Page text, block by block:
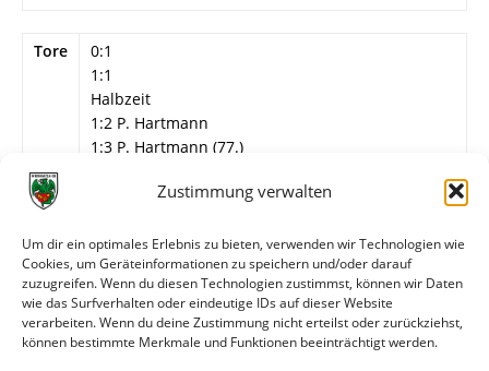
Zustimmung verwalten
Um dir ein optimales Erlebnis zu bieten, verwenden wir Technologien wie
Cookies, um Geräteinformationen zu speichern und/oder darauf
zuzugreifen. Wenn du diesen Technologien zustimmst, können wir Daten
wie das Surfverhalten oder eindeutige IDs auf dieser Website
verarbeiten. Wenn du deine Zustimmung nicht erteilst oder zurückziehst,
können bestimmte Merkmale und Funktionen beeinträchtigt werden.
Tore
0:1
1:1
Halbzeit
1:2 P. Hartmann
1:3 P. Hartmann (77.)
Info
8. Spieltag
Ziemer – J. Müller, J. Hartmann – Völker, W.
Günther, A. Kiefer – Gernsheimer, Dörr, P.
Hartmann, Heppes, F. Schmidt.